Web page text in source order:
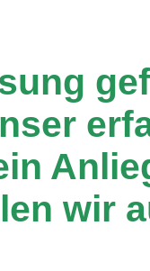
wir